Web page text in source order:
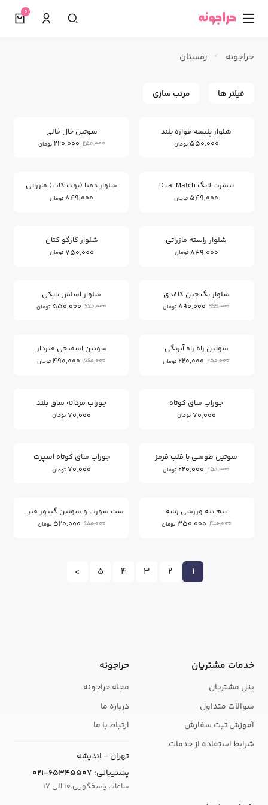
☰
0
حراجونه زمستان
فیلتر ها مرتب سازی
شلوار پلیسه قواره بلند
550,000 تومان
سوتین خال خالی
250,000
220,000 تومان
تیشرت لانگ Dual Match
549,000 تومان
شلوار دمپا (بوت کات) مازراتی
849,000 تومان
شلوار راسته مازراتی
849,000 تومان
شلوار کارگو کتان
750,000 تومان
شلوار بگ جین کاغدی
999,000
890,000 تومان
شلوار اسلش نایکی
670,000
550,000 تومان
سوتین راه راه آبرنگی
250,000
220,000 تومان
سوتین اسفنجی فنردار
560,000
490,000 تومان
جوراب ساق کوتاه
70,000 تومان
جوراب مردانه ساق بلند
70,000 تومان
سوتین طوسی با قلب قرمز
250,000
220,000 تومان
جوراب ساق کوتاه اسپرت
70,000 تومان
نیم تنه ورزشی زنانه
420,000
350,000 تومان
ست شورت و سوتین گیپور فنردار
680,000
520,000 تومان
1
2
3
4
5
>
خدمات مشتریان
پنل مشتریان
سوالات متداول
آموزش ثبت سفارش
شرایط استفاده از خدمات
حراجونه
مجله حراجونه
درباره ما
ارتباط با ما
تهران - اندیشه
پشتیبانی: 021-65345507
ساعات پاسخگویی 10 الی 17